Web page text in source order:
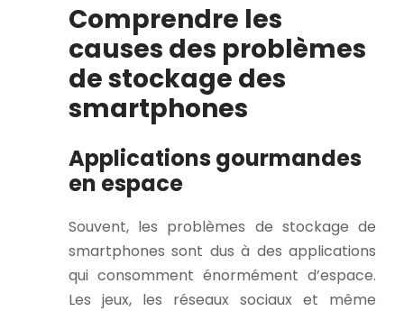
Comprendre les
causes des problèmes
de stockage des
smartphones
Applications gourmandes
en espace
Souvent, les problèmes de stockage de
smartphones sont dus à des applications
qui consomment énormément d’espace.
Les jeux, les réseaux sociaux et même